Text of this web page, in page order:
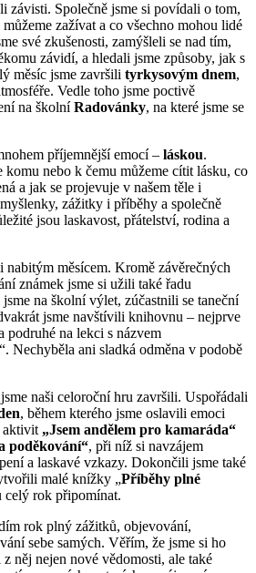
závisti. Společně jsme si povídali o tom,
zažívat a co všechno mohou lidé
své zkušenosti, zamýšleli se nad tím,
závidí, a hledali jsme způsoby, jak s
měsíc jsme završili tyrkysovým dnem,
Vedle toho jsme poctivě
na školníRadovánky, na které jsme se
příjemnější emocí – láskou.
nebo k čemu můžeme cítit lásku, co
a jak se projevuje v našem těle i
zážitky i příběhy a společně
jsou laskavost, přátelství, rodina a
měsícem. Kromě závěrečných
známek jsme si užili také řadu
na školní výlet, zúčastnili se taneční
jsme navštívili knihovnu – nejprve
podruhé na lekci s názvem
Nechyběla ani sladká odměna v podobě
naši celoroční hru završili. Uspořádali
, během kterého jsme oslavili emoci
aktivit „Jsem andělem pro kamaráda“
poděkování“, při níž si navzájem
a laskavé vzkazy. Dokončili jsme také
malé knížky „Příběhy plné
celý rok připomínat.
rok plný zážitků, objevování,
sebe samých. Věřím, že jsme si ho
něj nejen nové vědomosti, ale také